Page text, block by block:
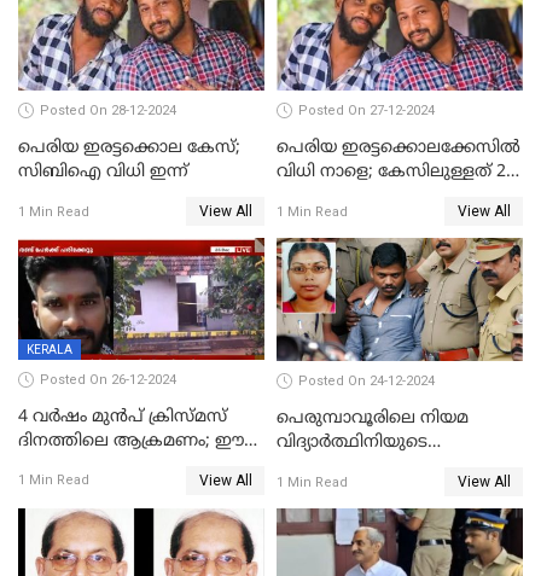
Posted On 28-12-2024
പെരിയ ഇരട്ടക്കൊല കേസ്;
സിബിഐ വിധി ഇന്ന്
1 Min Read View All
Posted On 27-12-2024
പെരിയ ഇരട്ടക്കൊലക്കേസില്‍
വിധി നാളെ; കേസിലുള്ളത് 24
1 Min Read View All
KERALA
Posted On 26-12-2024
4 വർഷം മുൻപ് ക്രിസ്മസ്
ദിനത്തിലെ ആക്രമണം; ഈ
ചോദിക്കാനെത്തി, 2 പേർ
കുത്തേറ്റു മരിച്ചു
1 Min Read View All
Posted On 24-12-2024
പെരുമ്പാവൂരിലെ നിയമ
വിദ്യാര്‍ത്ഥിനിയുടെ
അമീറുള്‍ ഇസ്ലാമിന്റെ
മനോനിലയില്‍ കുഴപ്പമില്ലെന്ന്
റിപ്പോര്‍ട്ട്
1 Min Read View All